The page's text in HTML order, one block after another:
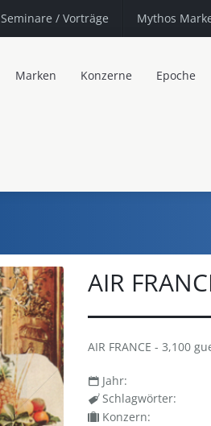
Seminare / Vorträge Mythos
Marken Konzerne Epoche
AIR
AIR FRANCE - 3,100
Jahr:
Schlagwörter:
Konzern: